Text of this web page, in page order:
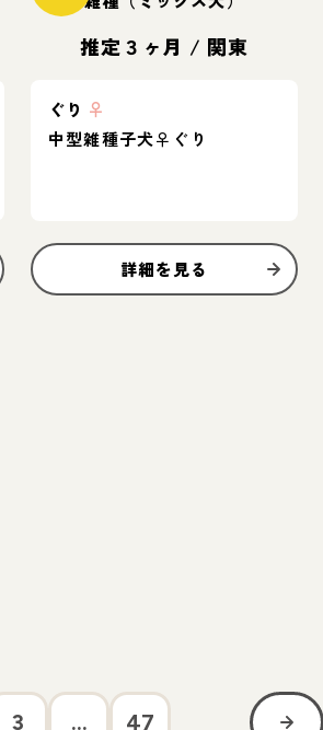
推定３ヶ月 / 関東
ぐり ♀
中型雑種子犬♀ぐり
詳細を見る
3 ... 47